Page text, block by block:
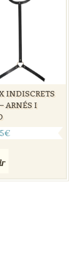
INDISCRETS
ARNÉS I
€